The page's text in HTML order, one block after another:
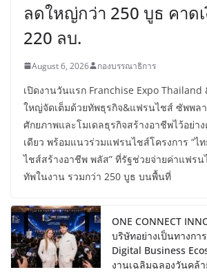
ลดใหญ่กว่า 250 บูธ คาด
220 ลบ.
August 6, 2026 กองบรรณาธิการ
เปิดงานวันแรก Franchise Expo Thailand
ใหญ่จัดเต็มด้วยทัพธุรกิจ&แฟรนไชส์ ซัพพล
ศักยภาพและโมเดลธุรกิจสร้างอาชีพไว้อย่า
เดียว พร้อมแนวร่วมแฟรนไชส์โครงการ “ไ
ไชส์สร้างอาชีพ พลัส” ที่รัฐช่วยจ่ายค่าแฟรน
ทัพในงาน รวมกว่า 250 บูธ บนพื้นที่
ONE CONNECT
บริษัทอย่างเป็นทางก
Digital Business
งานเฉลิมฉลองวันคล้า